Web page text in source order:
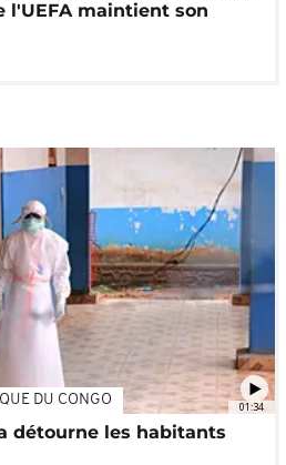
l'UEFA maintient son
01:34
DU CONGO
détourne les habitants